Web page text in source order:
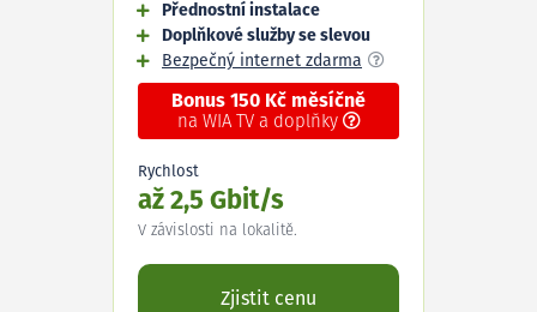
Přednostní instalace
Doplňkové služby se slevou
Bezpečný internet zdarma
Bonus 150 Kč měsíčně
na WIA TV a doplňky
Rychlost
až 2,5 Gbit/s
V závislosti na lokalitě.
Zjistit cenu